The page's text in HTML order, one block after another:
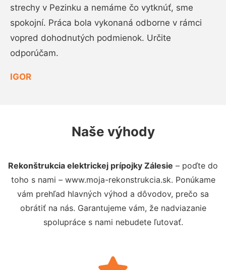
strechy v Pezinku a nemáme čo vytknúť, sme
spokojní. Práca bola vykonaná odborne v rámci
vopred dohodnutých podmienok. Určite
odporúčam.
IGOR
Naše výhody
Rekonštrukcia elektrickej prípojky Zálesie – poďte do
toho s nami – www.moja-rekonstrukcia.sk. Ponúkame
vám prehľad hlavných výhod a dôvodov, prečo sa
obrátiť na nás. Garantujeme vám, že nadviazanie
spolupráce s nami nebudete ľutovať.